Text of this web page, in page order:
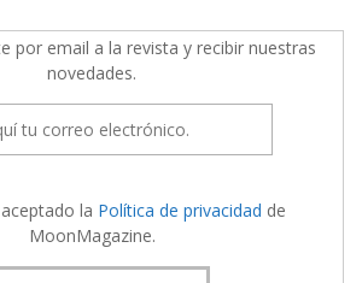
por email a la revista y recibir nuestras
novedades.
la Política de privacidad de
MoonMagazine.